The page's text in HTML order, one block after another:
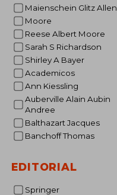
Maienschein Glitz Allen
Moore
Reese Albert Moore
Sarah S Richardson
Shirley A Bayer
Academicos
Ann Kiessling
Auberville Alain Aubin
Andree
Balthazart Jacques
Banchoff Thomas
EDITORIAL
Springer